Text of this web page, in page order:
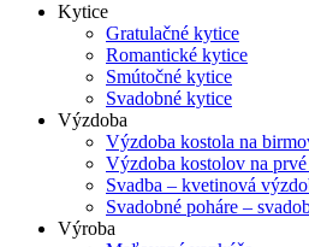
Kytice
Gratulačné kytice
Romantické kytice
Smútočné kytice
Svadobné kytice
Výzdoba
Výzdoba kostola na
Výzdoba kostolov na
Svadba – kvetinová
Svadobné poháre –
Výroba